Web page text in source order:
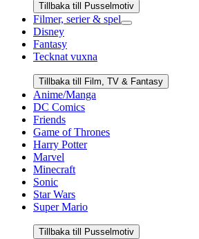
Tillbaka till Pusselmotiv
Filmer, serier & spel
Disney
Fantasy
Tecknat vuxna
Tillbaka till Film, TV & Fantasy
Anime/Manga
DC Comics
Friends
Game of Thrones
Harry Potter
Marvel
Minecraft
Sonic
Star Wars
Super Mario
Tillbaka till Pusselmotiv